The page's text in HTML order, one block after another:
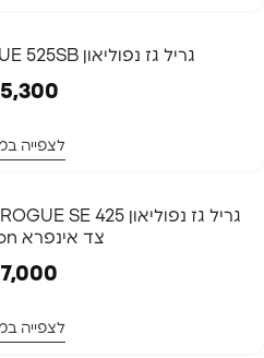
גריל גז נפוליאון ROGUE 525SB שחור כירת צד
5,300
לצפייה
צד אינפרא Napoleon
7,000
לצפייה